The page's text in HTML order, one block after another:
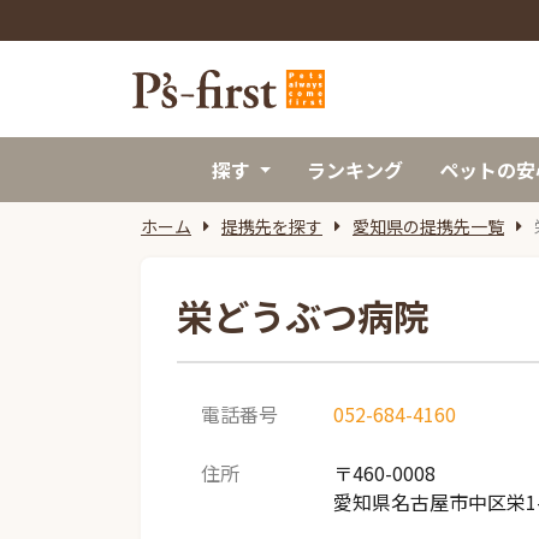
探す ランキング ペットの
ホーム 提携先を探す 愛知県の提携先一覧
栄どうぶつ病院
電話番号 052-684-4160
住所
〒460-0008
愛知県名古屋市中区栄